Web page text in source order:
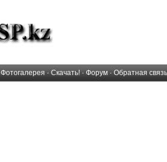
Фотогалерея · Скачать! · Форум · Обратная связь